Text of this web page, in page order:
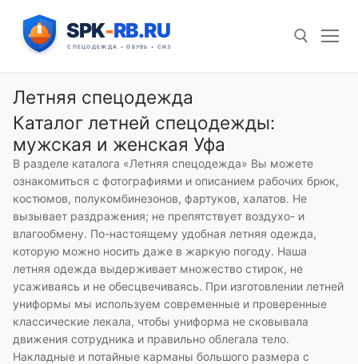
содержимому
Летняя спецодежда
Каталог летней спецодежды:
мужская и женская Уфа
В разделе каталога «Летняя спецодежда» Вы можете
ознакомиться с фотографиями и описанием рабочих брюк,
костюмов, полукомбинезонов, фартуков, халатов. Не
вызывает раздражения; не препятствует воздухо- и
влагообмену. По-настоящему удобная летняя одежда,
которую можно носить даже в жаркую погоду. Наша
летняя одежда выдерживает множество стирок, не
усаживаясь и не обесцвечиваясь. При изготовлении летней
униформы мы используем современные и проверенные
классические лекала, чтобы униформа не сковывала
движения сотрудника и правильно облегала тело.
Накладные и потайные карманы большого размера с